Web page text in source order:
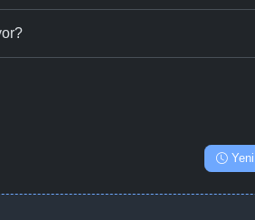
Yeni